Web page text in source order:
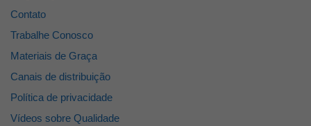
Contato
Trabalhe Conosco
Materiais de Graça
Canais de distribuição
Política de privacidade
Vídeos sobre Qualidade